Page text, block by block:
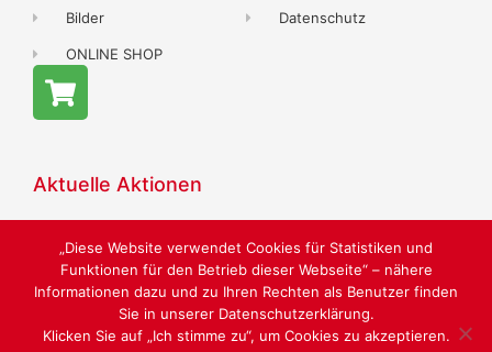
Bilder
ONLINE SHOP
Datenschutz
Aktuelle Aktionen
LUST AUF SCHÖNE SCHUHE
„Diese Website verwendet Cookies für Statistiken und
Funktionen für den Betrieb dieser Webseite“ – nähere
Informationen dazu und zu Ihren Rechten als Benutzer finden
Sie in unserer Datenschutzerklärung.
Klicken Sie auf „Ich stimme zu“, um Cookies zu akzeptieren.